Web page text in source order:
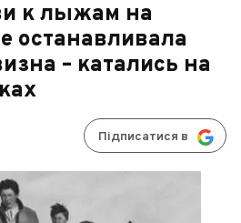
к лыжам на
останавливала
– катались на
Підписатися в